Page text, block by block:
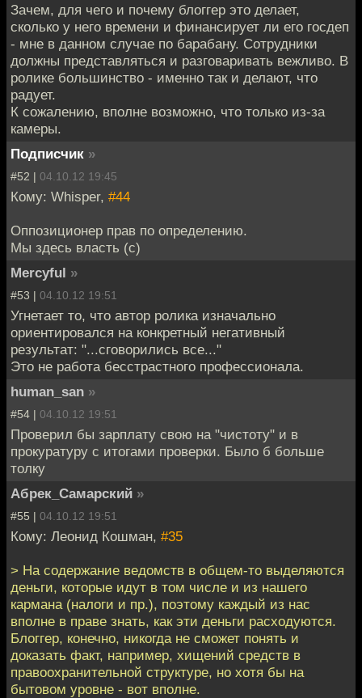
Зачем, для чего и почему блоггер это делает,
сколько у него времени и финансирует ли его госдеп
- мне в данном случае по барабану. Сотрудники
должны представляться и разговаривать вежливо. В
ролике большинство - именно так и делают, что
радует.
К сожалению, вполне возможно, что только из-за
камеры.
Подписчик »
#52 | 04.10.12 19:45
Кому: Whisper, #44
Оппозиционер прав по определению.
Мы здесь власть (с)
Mercyful »
#53 | 04.10.12 19:51
Угнетает то, что автор ролика изначально
ориентировался на конкретный негативный
результат: "...сговорились все..."
Это не работа бесстрастного профессионала.
human_san »
#54 | 04.10.12 19:51
Проверил бы зарплату свою на "чистоту" и в
прокуратуру с итогами проверки. Было б больше
толку
Абрек_Самарский »
#55 | 04.10.12 19:51
Кому: Леонид Кошман, #35
> На содержание ведомств в общем-то выделяются
деньги, которые идут в том числе и из нашего
кармана (налоги и пр.), поэтому каждый из нас
вполне в праве знать, как эти деньги расходуются.
Блоггер, конечно, никогда не сможет понять и
доказать факт, например, хищений средств в
правоохранительной структуре, но хотя бы на
бытовом уровне - вот вполне.